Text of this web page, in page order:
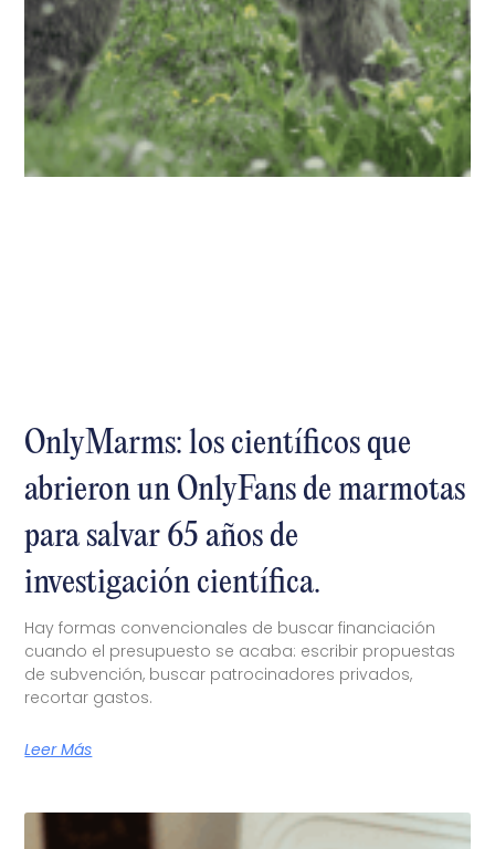
OnlyMarms: los científicos que
abrieron un OnlyFans de marmotas
para salvar 65 años de
investigación científica.
Hay formas convencionales de buscar financiación
cuando el presupuesto se acaba: escribir propuestas
de subvención, buscar patrocinadores privados,
recortar gastos.
Leer Más